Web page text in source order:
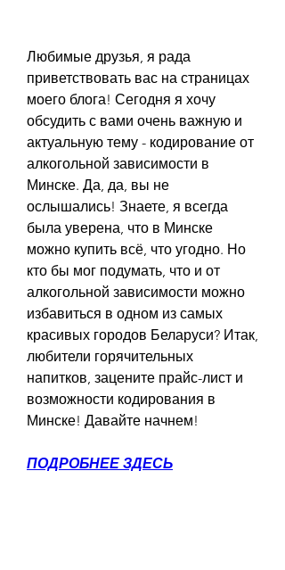
Любимые друзья, я рада
приветствовать вас на страницах
моего блога! Сегодня я хочу
обсудить с вами очень важную и
актуальную тему - кодирование от
алкогольной зависимости в
Минске. Да, да, вы не
ослышались! Знаете, я всегда
была уверена, что в Минске
можно купить всё, что угодно. Но
кто бы мог подумать, что и от
алкогольной зависимости можно
избавиться в одном из самых
красивых городов Беларуси? Итак,
любители горячительных
напитков, зацените прайс-лист и
возможности кодирования в
Минске! Давайте начнем!
ПОДРОБНЕЕ ЗДЕСЬ